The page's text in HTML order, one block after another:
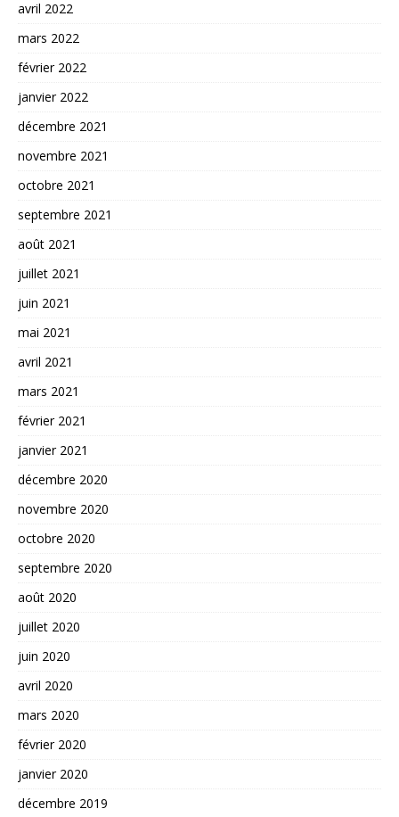
avril 2022
mars 2022
février 2022
janvier 2022
décembre 2021
novembre 2021
octobre 2021
septembre 2021
août 2021
juillet 2021
juin 2021
mai 2021
avril 2021
mars 2021
février 2021
janvier 2021
décembre 2020
novembre 2020
octobre 2020
septembre 2020
août 2020
juillet 2020
juin 2020
avril 2020
mars 2020
février 2020
janvier 2020
décembre 2019